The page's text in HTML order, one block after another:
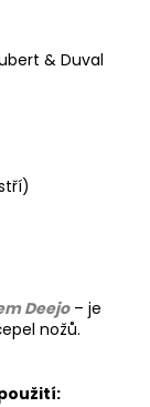
& Duval
Deejo – je
nožů.